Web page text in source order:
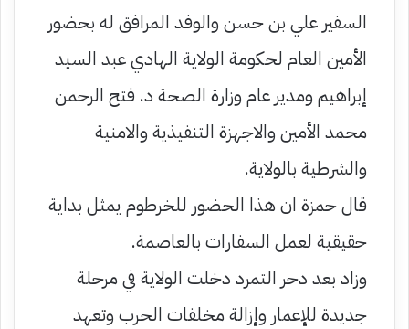
السفير علي بن حسن والوفد المرافق له بحضور
الأمين العام لحكومة الولاية الهادي عبد السيد
إبراهيم ومدير عام وزارة الصحة د. فتح الرحمن
محمد الأمين والاجهزة التنفيذية والامنية
والشرطية بالولاية.
قال حمزة ان هذا الحضور للخرطوم يمثل بداية
حقيقية لعمل السفارات بالعاصمة.
وزاد بعد دحر التمرد دخلت الولاية في مرحلة
جديدة للإعمار وإزالة مخلفات الحرب وتعهد